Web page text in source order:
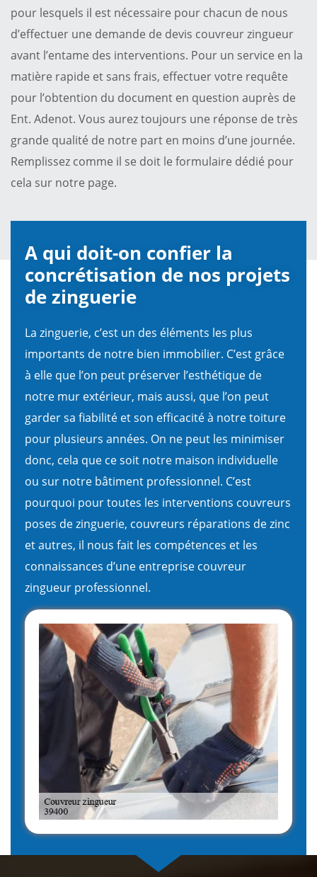
pour lesquels il est nécessaire pour chacun de nous
d’effectuer une demande de devis couvreur zingueur
avant l’entame des interventions. Pour un service en la
matière rapide et sans frais, effectuer votre requête
pour l’obtention du document en question auprès de
Ent. Adenot. Vous aurez toujours une réponse de très
grande qualité de notre part en moins d’une journée.
Remplissez comme il se doit le formulaire dédié pour
cela sur notre page.
A qui doit-on confier la
concrétisation de nos projets
de zinguerie
La zinguerie, c’est un des éléments les plus
importants de notre bien immobilier. C’est grâce
à elle que l’on peut préserver l’esthétique de
notre mur extérieur, mais aussi, que l’on peut
garder sa fiabilité et son efficacité à notre toiture
pour plusieurs années. On ne peut les minimiser
donc, cela que ce soit notre maison individuelle
ou sur notre bâtiment professionnel. C’est
pourquoi pour toutes les interventions couvreurs
poses de zinguerie, couvreurs réparations de zinc
et autres, il nous fait les compétences et les
connaissances d’une entreprise couvreur
zingueur professionnel.